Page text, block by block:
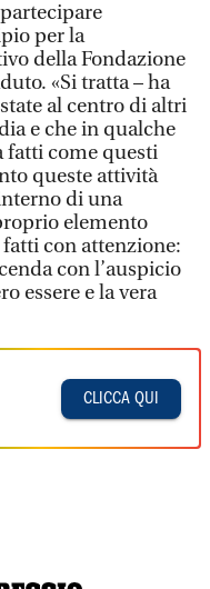
per la
della Fondazione
«Si tratta – ha
al centro di altri
e che in qualche
fatti come questi
queste attività
di una
elemento
con attenzione:
con l’auspicio
essere e la vera
CLICCA QUI